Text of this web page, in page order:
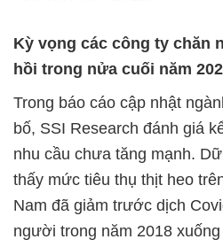
Kỳ vọng các công ty chăn
hồi trong nửa cuối năm
Trong báo cáo cập nhật
bố, SSI Research đánh giá
nhu cầu chưa tăng mạnh.
thấy mức tiêu thụ thịt heo
Nam đã giảm trước dịch
người trong năm 2018